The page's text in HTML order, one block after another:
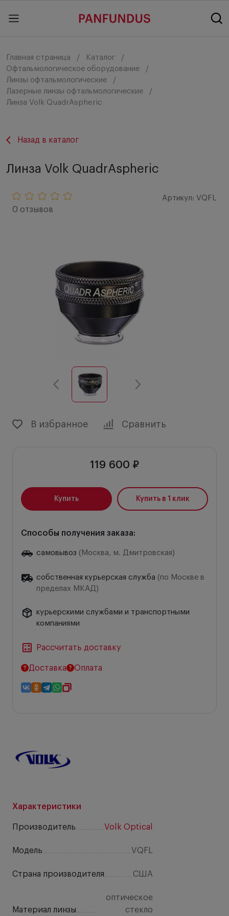
Главная страница
Каталог
Офтальмологическое оборудование
Линзы офтальмологические
Лазерные линзы офтальмологические
Линза Volk QuadrAspheric
Назад в каталог
Линза Volk QuadrAspheric
0 отзывов
Артикул: VQFL
В избранное Сравнить
Характеристики
Производитель Volk Optical
Модель VQFL
Страна производителя США
Материал линзы
оптическое
стекло
119 600 ₽
Купить Купить в 1 клик
Способы получения заказа:
самовывоз (Москва, м. Дмитровская)
собственная курьерская служба (по Москве в
пределах МКАД)
курьерскими службами и транспортными
компаниями
Рассчитать доставку
Доставка Оплата